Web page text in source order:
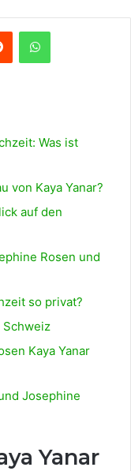
Reddit WhatsApp
Was ist
von Kaya Yanar?
auf den
Rosen und
so privat?
Schweiz
Kaya Yanar
Josephine
Yanar